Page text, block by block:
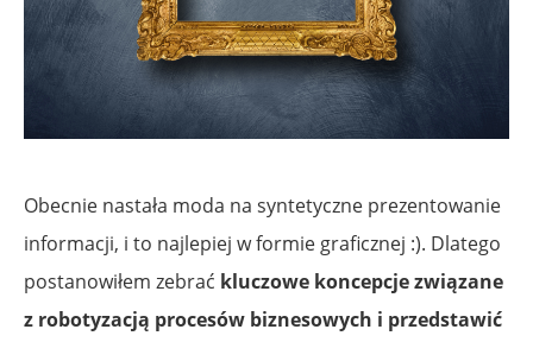
Obecnie nastała moda na syntetyczne prezentowanie
informacji, i to najlepiej w formie graficznej :). Dlatego
postanowiłem zebrać kluczowe koncepcje związane
z robotyzacją procesów biznesowych i przedstawić